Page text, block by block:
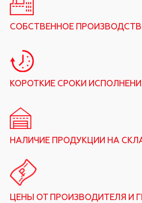
СОБСТВЕННОЕ
КОРОТКИЕ СРОКИ
НАЛИЧИЕ ПРОДУКЦИИ НА
ЦЕНЫ ОТ ПРОИЗВОДИТЕЛЯ И